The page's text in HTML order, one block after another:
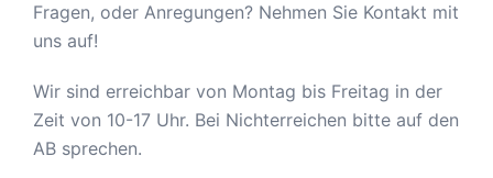
Fragen, oder Anregungen? Nehmen Sie Kontakt mit
uns auf!
Wir sind erreichbar von Montag bis Freitag in der
Zeit von 10-17 Uhr. Bei Nichterreichen bitte auf den
AB sprechen.